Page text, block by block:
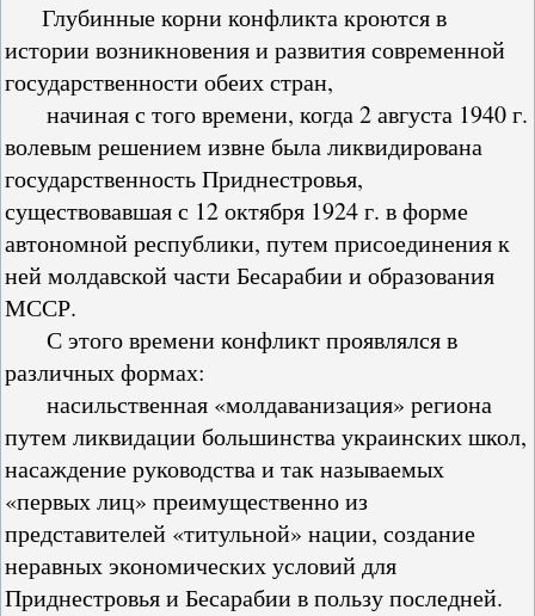
Глубинные корни конфликта кроются в
истории возникновения и развития современной
государственности обеих стран,
начиная с того времени, когда 2 августа 1940 г.
волевым решением извне была ликвидирована
государственность Приднестровья,
существовавшая с 12 октября 1924 г. в форме
автономной республики, путем присоединения к
ней молдавской части Бесарабии и образования
МССР.
С этого времени конфликт проявлялся в
различных формах:
насильственная «молдаванизация» региона
путем ликвидации большинства украинских школ,
насаждение руководства и так называемых
«первых лиц» преимущественно из
представителей «титульной» нации, создание
неравных экономических условий для
Приднестровья и Бесарабии в пользу последней.